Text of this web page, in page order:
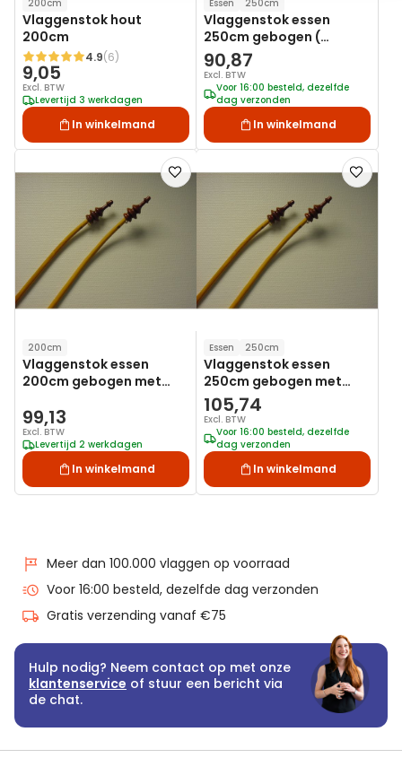
200cm
Vlaggenstok hout
200cm
Waardering:4.9(6)
9,05
Excl. BTW
Levertijd 3 werkdagen
In winkelmand
Essen 250cm
Vlaggenstok essen
250cm gebogen (
Uitsluitend Afhalen )
90,87
Excl. BTW
Voor 16:00 besteld, dezelfde
dag verzonden
In winkelmand
Voeg
toe
200cm
Vlaggenstok essen
200cm gebogen met
99,13
Excl. BTW
Levertijd 2 werkdagen
In winkelmand
Voeg
toe
Essen 250cm
Vlaggenstok essen
250cm gebogen met
sierknop ( Uitsluitend
Afhalen )
105,74
Excl. BTW
Voor 16:00 besteld, dezelfde
dag verzonden
In winkelmand
Meer dan 100.000 vlaggen op voorraad
Voor 16:00 besteld, dezelfde dag verzonden
Gratis verzending vanaf €75
Hulp nodig? Neem contact op met onze
klantenservice of stuur een bericht via
de chat.